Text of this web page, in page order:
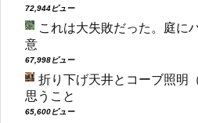
72,944ビュー
これは大失敗だった。庭に
意
67,998ビュー
折り下げ天井とコーブ照明
思うこと
65,600ビュー